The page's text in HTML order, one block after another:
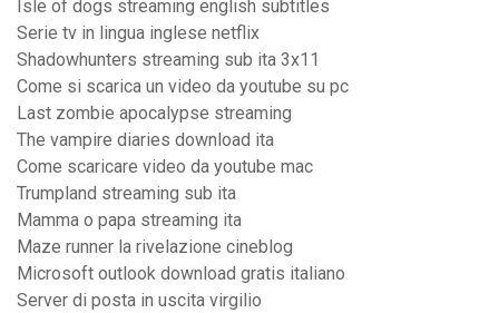
Isle of dogs streaming english subtitles
Serie tv in lingua inglese netflix
Shadowhunters streaming sub ita 3x11
Come si scarica un video da youtube su pc
Last zombie apocalypse streaming
The vampire diaries download ita
Come scaricare video da youtube mac
Trumpland streaming sub ita
Mamma o papa streaming ita
Maze runner la rivelazione cineblog
Microsoft outlook download gratis italiano
Server di posta in uscita virgilio